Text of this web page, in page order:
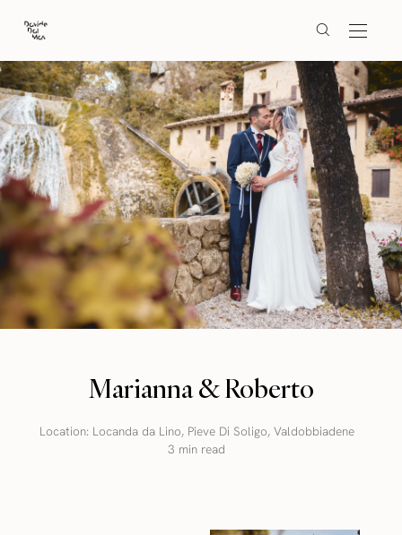
Marianna & Roberto
Location: Locanda da Lino, Pieve Di Soligo, Valdobbiadene
3 min read